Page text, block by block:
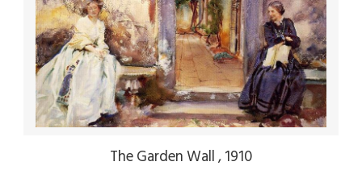
The Garden Wall , 1910